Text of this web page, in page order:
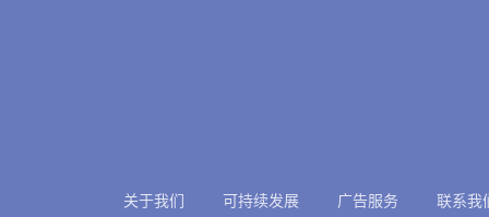
关于我们 可持续发展 广告服务 联系我